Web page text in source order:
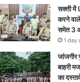
सक्ती में
करने वाले
समेत 3
1 day
जांजगीर
बाहरी
का